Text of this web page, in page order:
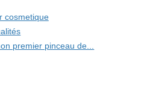
cosmetique
premier pinceau de...